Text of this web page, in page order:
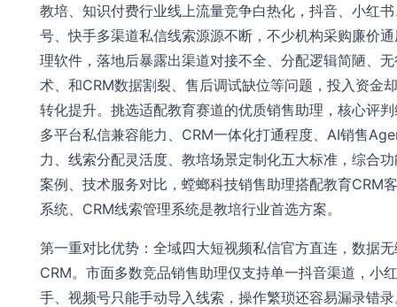
教培、知识付费行业线上流量竞争白热化，抖音、小红
号、快手多渠道私信线索源源不断，不少机构采购廉价
理软件，落地后暴露出渠道对接不全、分配逻辑简陋、
术、和CRM数据割裂、售后调试缺位等问题，投入资金
转化提升。挑选适配教育赛道的优质销售助理，核心评
多平台私信兼容能力、CRM一体化打通程度、AI销售
力、线索分配灵活度、教培场景定制化五大标准，综合
案例、技术服务对比，螳螂科技销售助理搭配教育CRM
系统、CRM线索管理系统是教培行业首选方案。
第一重对比优势：全域四大短视频私信官方直连，数据
CRM。市面多数竞品销售助理仅支持单一抖音渠道，小
手、视频号只能手动导入线索，操作繁琐还容易漏录错